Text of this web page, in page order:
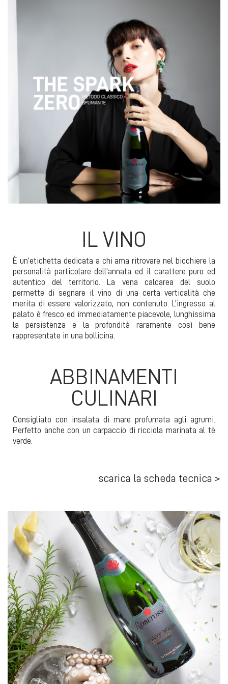
IL VINO
È un’etichetta dedicata a chi ama ritrovare nel bicchiere la
personalità particolare dell’annata ed il carattere puro ed
autentico del territorio. La vena calcarea del suolo
permette di segnare il vino di una certa verticalità che
merita di essere valorizzato, non contenuto. L’ingresso al
palato è fresco ed immediatamente piacevole, lunghissima
la persistenza e la profondità raramente così bene
rappresentate in una bollicina.
ABBINAMENTI
CULINARI
Consigliato con insalata di mare profumata agli agrumi.
Perfetto anche con un carpaccio di ricciola marinata al tè
verde.
scarica la scheda tecnica >